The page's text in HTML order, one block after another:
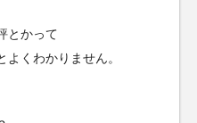
とかって
くわかりません。